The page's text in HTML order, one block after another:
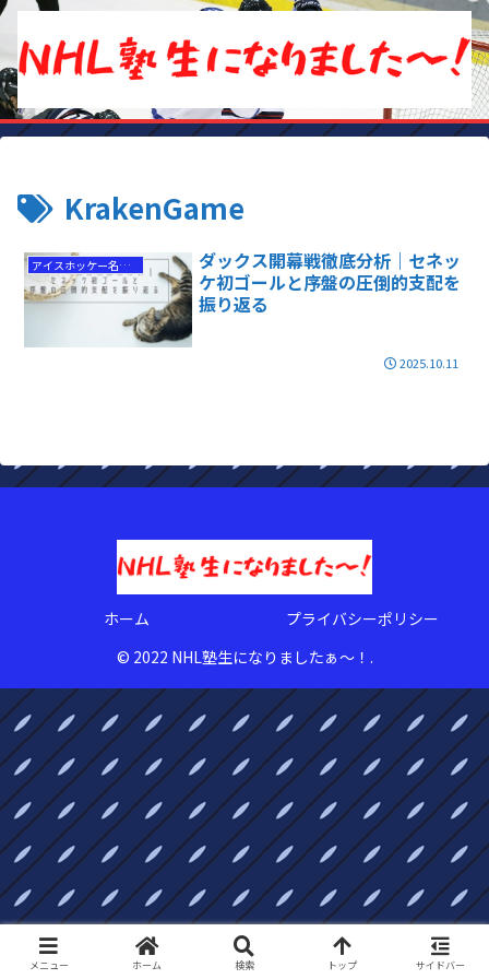
KrakenGame
アイスホッケー名勝負
ダックス開幕戦徹底分析｜セネッ
ケ初ゴールと序盤の圧倒的支配を
振り返る
2025.10.11
ホーム
プライバシーポリシー
© 2022 NHL塾生になりましたぁ〜！.
メニュー ホーム 検索 トップ サイドバー